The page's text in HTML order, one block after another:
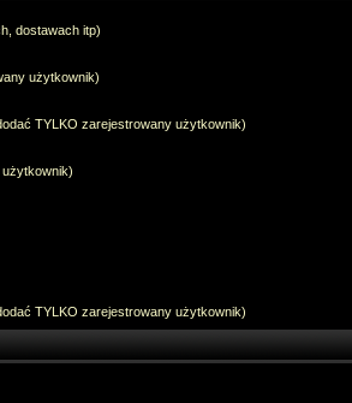
dostawach itp)
użytkownik)
TYLKO zarejestrowany użytkownik)
TYLKO zarejestrowany użytkownik)